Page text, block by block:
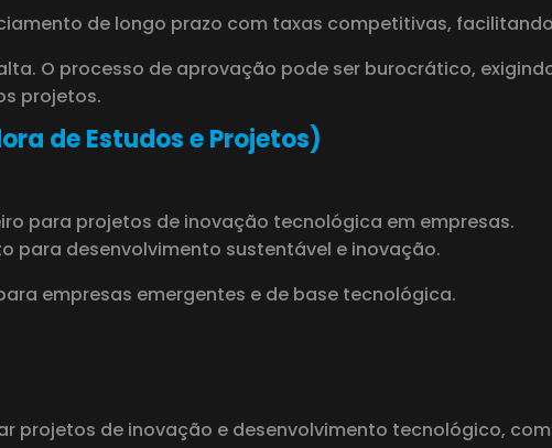
de longo prazo com taxas competitivas,
O processo de aprovação pode ser burocrático,
projetos.
de Estudos e Projetos)
para projetos de inovação tecnológica em empresas.
para desenvolvimento sustentável e inovação.
empresas emergentes e de base tecnológica.
projetos de inovação e desenvolvimento tecnológico,